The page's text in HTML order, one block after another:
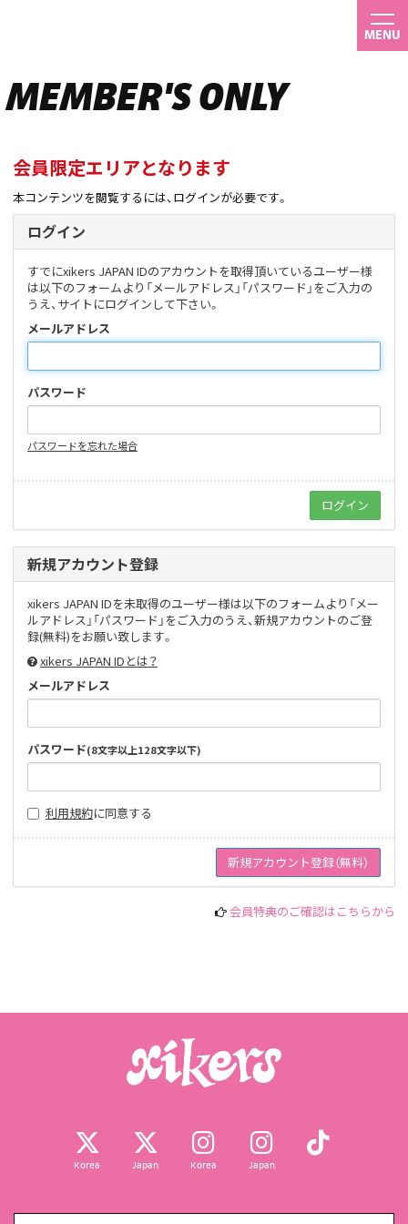
MENU
MEMBER'S ONLY
会員限定エリアとなります
本コンテンツを閲覧するには、ログインが必要です。
ログイン
すでにxikers JAPAN IDのアカウントを取得頂いているユーザー様
は以下のフォームより「メールアドレス」「パスワード」をご入力の
うえ、サイトにログインして下さい。
メールアドレス
パスワード
パスワードを忘れた場合
新規アカウント登録
xikers JAPAN IDを未取得のユーザー様は以下のフォームより「メー
ルアドレス」「パスワード」をご入力のうえ、新規アカウントのご登
録(無料)をお願い致します。
xikers JAPAN IDとは？
メールアドレス
パスワード(8文字以上128文字以下)
利用規約に同意する
会員特典のご確認はこちらから
Korea Japan Korea Japan